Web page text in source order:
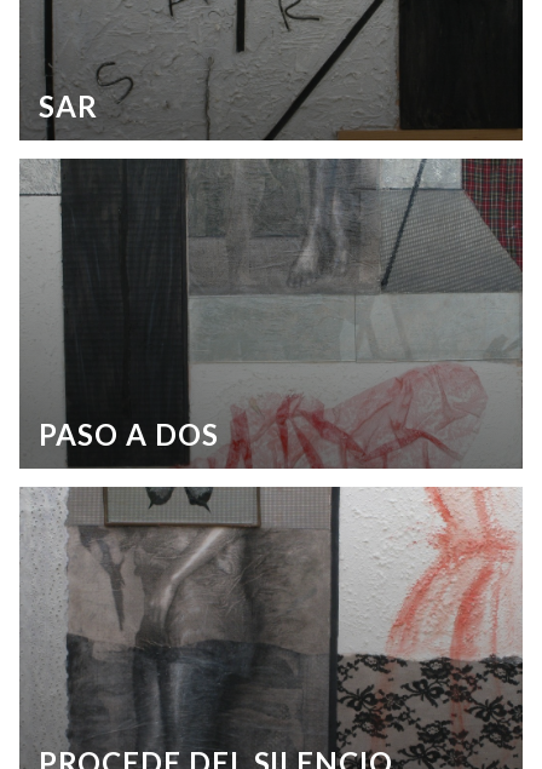
SAR
PASO A DOS